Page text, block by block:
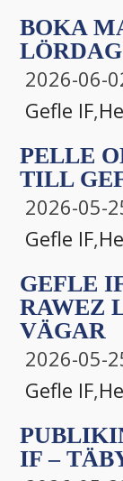
BOKA
2026-06-
Gefle IF,
PELLE
TILL
2026-05-
Gefle IF,
GEFLE
RAWEZ
VÄGAR
2026-05-
Gefle IF,
IF –